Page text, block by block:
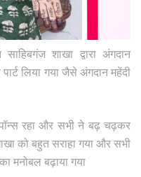
शाखा द्वारा अंगदान
लिया गया जैसे अंगदान महेंदी
रहा और सभी ने बढ़ चढ़कर
को बहुत सराहा गया और सभी
मनोबल बढ़ाया गया